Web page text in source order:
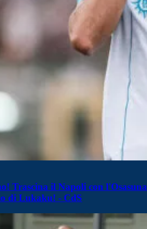
Trascina il Napoli con l'Osasuna
di Lukaku! - CdS